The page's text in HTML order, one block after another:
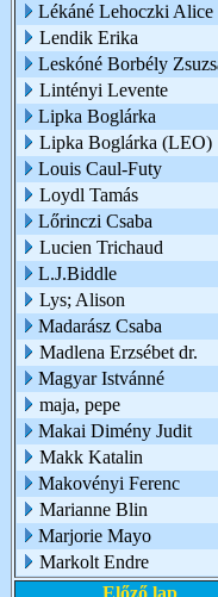
Lékáné Lehoczki Alice
Lendik Erika
Leskóné Borbély
Lintényi Levente
Lipka Boglárka
Lipka Boglárka (LEO)
Louis Caul-Futy
Loydl Tamás
Lőrinczi Csaba
Lucien Trichaud
L.J.Biddle
Lys; Alison
Madarász Csaba
Madlena Erzsébet dr.
Magyar Istvánné
maja, pepe
Makai Dimény Judit
Makk Katalin
Makovényi Ferenc
Marianne Blin
Marjorie Mayo
Markolt Endre
Előző lap